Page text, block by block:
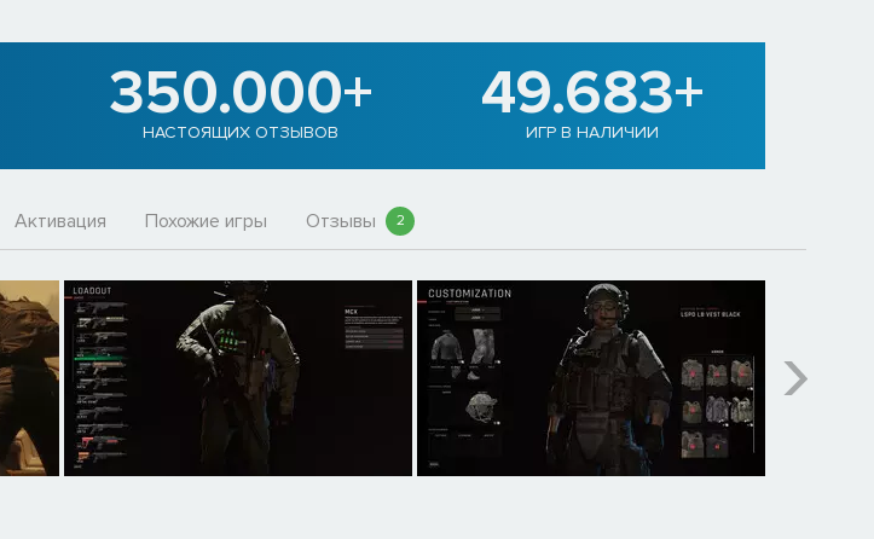
350.000+
НАСТОЯЩИХ ОТЗЫВОВ
49.683+
ИГР В НАЛИЧИИ
Активация Похожие игры Отзывы 2